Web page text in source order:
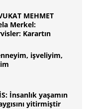
MEHMET
Merkel:
Karartın
işveliyim,
İnsanlık yaşamın
yitirmiştir